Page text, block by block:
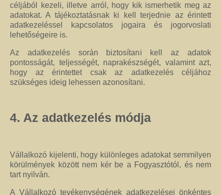
céljából kezeli, illetve arról, hogy kik ismerhetik meg az
adatokat. A tájékoztatásnak ki kell terjednie az érintett
adatkezeléssel kapcsolatos jogaira és jogorvoslati
lehetőségeire is.
Az adatkezelés során biztosítani kell az adatok
pontosságát, teljességét, naprakészségét, valamint azt,
hogy az érintettet csak az adatkezelés céljához
szükséges ideig lehessen azonosítani.
4. Az adatkezelés módja
Vállalkozó kijelenti, hogy különleges adatokat semmilyen
körülmények között nem kér be a Fogyasztótól, és nem
tart nyilván.
A Vállalkozó tevékenységének adatkezelései önkéntes